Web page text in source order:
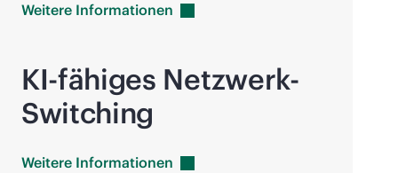
Weitere Informationen
KI-fähiges Netzwerk-
Switching
Weitere Informationen